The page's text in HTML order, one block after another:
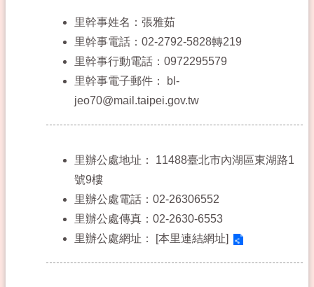
里幹事姓名：張雅茹
里幹事電話：02-2792-5828轉219
里幹事行動電話：0972295579
里幹事電子郵件：
bl-
jeo70@mail.taipei.gov.tw
里辦公處地址： 11488臺北市內湖區東湖路1
號9樓
里辦公處電話：02-26306552
里辦公處傳真：02-2630-6553
里辦公處網址：
[本里連結網址]